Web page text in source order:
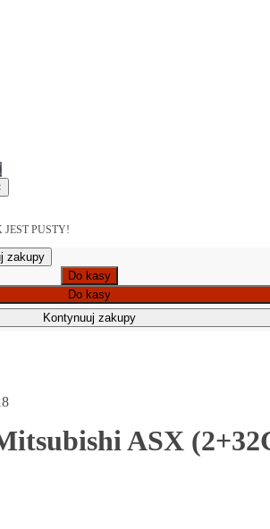
JEST PUSTY!
zakupy
Do kasy
Do kasy
Kontynuuj zakupy
ASX